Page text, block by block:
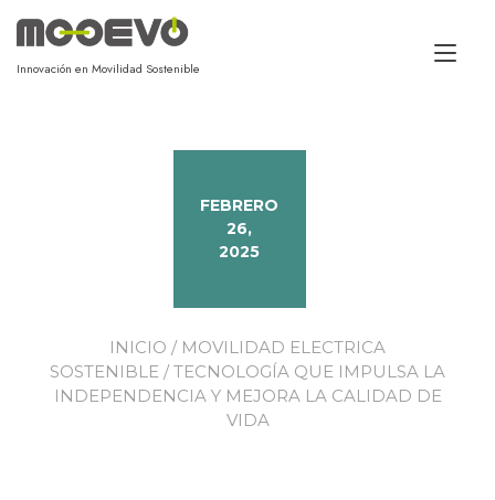
Innovación en Movilidad Sostenible
FEBRERO
26,
2025
INICIO / MOVILIDAD ELECTRICA
SOSTENIBLE / TECNOLOGÍA QUE IMPULSA LA
INDEPENDENCIA Y MEJORA LA CALIDAD DE
VIDA